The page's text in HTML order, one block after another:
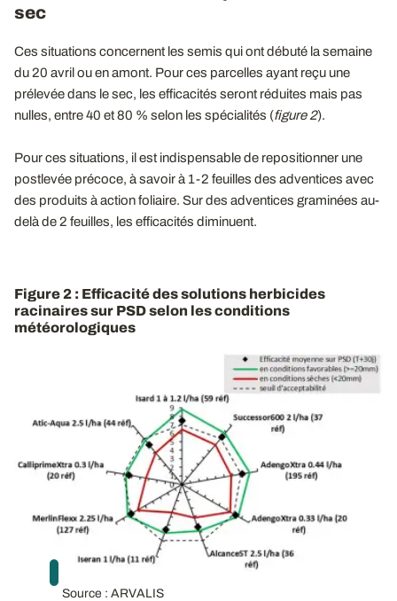
sec
Ces situations concernent les semis qui ont débuté la semaine
du 20 avril ou en amont. Pour ces parcelles ayant reçu une
prélevée dans le sec, les efficacités seront réduites mais pas
nulles, entre 40 et 80 % selon les spécialités (figure 2).
Pour ces situations, il est indispensable de repositionner une
postlevée précoce, à savoir à 1-2 feuilles des adventices avec
des produits à action foliaire. Sur des adventices graminées au-
delà de 2 feuilles, les efficacités diminuent.
Figure 2 : Efficacité des solutions herbicides
racinaires sur PSD selon les conditions
météorologiques
Source : ARVALIS